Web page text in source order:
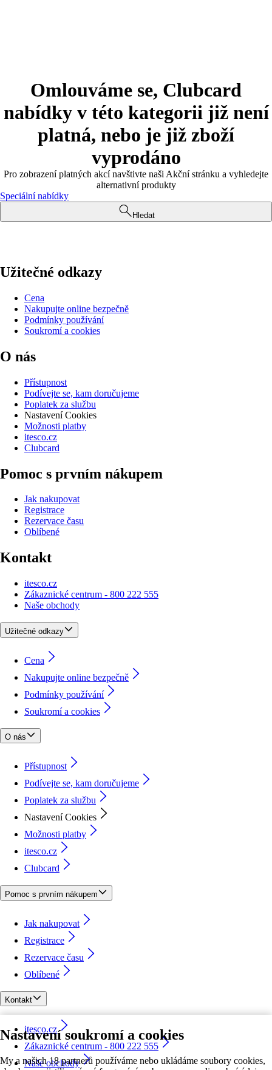
Nastavení soukromí a cookies
My a našich 18 partnerů používáme nebo ukládáme soubory cookies,
Omlouváme se, Clubcard
nabídky v této kategorii již není
platná, nebo je již zboží
vyprodáno
Pro zobrazení platných akcí navštivte naši Akční stránku a vyhledejte
alternativní produkty
Speciální nabídky
Hledat
Užitečné odkazy
Cena
Nakupujte online bezpečně
Podmínky používání
Soukromí a cookies
O nás
Přístupnost
Podívejte se, kam doručujeme
Poplatek za službu
Nastavení Cookies
Možnosti platby
itesco.cz
Clubcard
Pomoc s prvním nákupem
Jak nakupovat
Registrace
Rezervace času
Oblíbené
Kontakt
itesco.cz
Zákaznické centrum - 800 222 555
Naše obchody
Užitečné odkazy
Cena
Nakupujte online bezpečně
Podmínky používání
Soukromí a cookies
O nás
Přístupnost
Podívejte se, kam doručujeme
Poplatek za službu
Nastavení Cookies
Možnosti platby
itesco.cz
Clubcard
Pomoc s prvním nákupem
Jak nakupovat
Registrace
Rezervace času
Oblíbené
Kontakt
itesco.cz
Zákaznické centrum - 800 222 555
Naše obchody